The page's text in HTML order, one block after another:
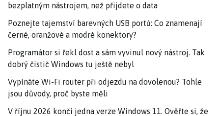
bezplatným nástrojem, než přijdete o data
Poznejte tajemství barevných USB portů: Co znamenají
černé, oranžové a modré konektory?
Programátor si řekl dost a sám vyvinul nový nástroj. Tak
dobrý čistič Windows tu ještě nebyl
Vypínáte Wi-Fi router při odjezdu na dovolenou? Tohle
jsou důvody, proč byste měli
V říjnu 2026 končí jedna verze Windows 11. Ověřte si, že